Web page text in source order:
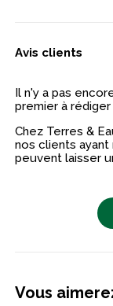
Avis clients
Il n'y a pas
premier à rédiger
Chez Terres &
nos clients
peuvent laisser
Vous